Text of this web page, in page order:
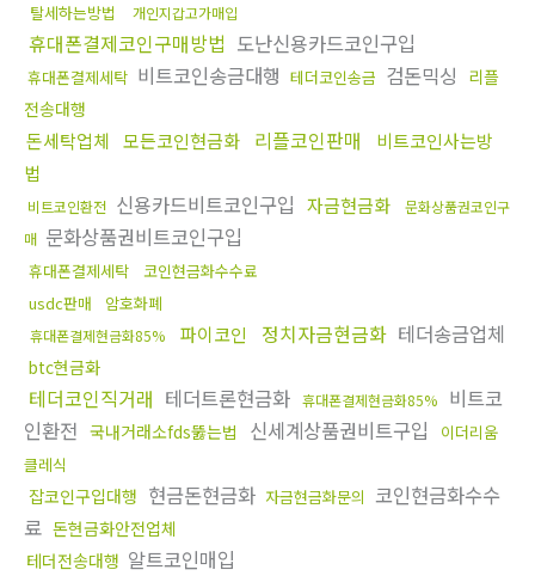
탈세하는방법
개인지갑고가매입
휴대폰결제코인구매방법 도난신용카드코인구입
휴대폰결제세탁 비트코인송금대행 테더코인송금 검돈믹싱 리플
전송대행
돈세탁업체 모든코인현금화 리플코인판매
비트코인사는방
법
비트코인환전 신용카드비트코인구입 자금현금화
문화상품권코인구
매 문화상품권비트코인구입
휴대폰결제세탁
코인현금화수수료
usdc판매
암호화폐
휴대폰결제현금화85% 파이코인 정치자금현금화 테더송금업체
btc현금화
테더코인직거래 테더트론현금화 휴대폰결제현금화85%
비트코
인환전 국내거래소fds뚫는법 신세계상품권비트구입
이더리움
클레식
잡코인구입대행 현금돈현금화 자금현금화문의 코인현금화수수
료 돈현금화안전업체
테더전송대행 알트코인매입